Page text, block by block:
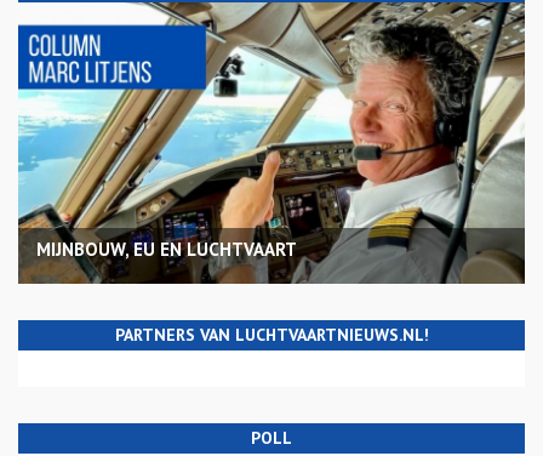
MIJNBOUW, EU EN LUCHTVAART
PARTNERS VAN LUCHTVAARTNIEUWS.NL!
POLL